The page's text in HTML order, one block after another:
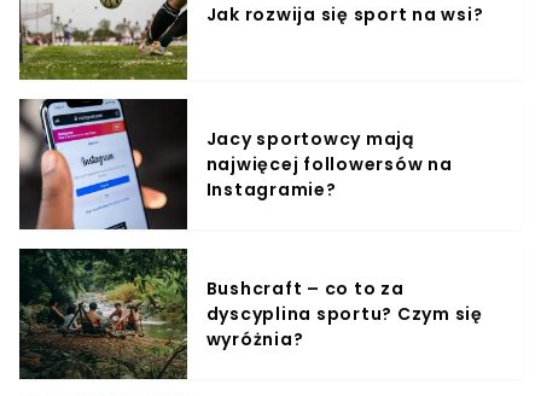
Jak rozwija się sport na wsi?
Jacy sportowcy mają
najwięcej followersów na
Instagramie?
Bushcraft – co to za
dyscyplina sportu? Czym się
wyróżnia?